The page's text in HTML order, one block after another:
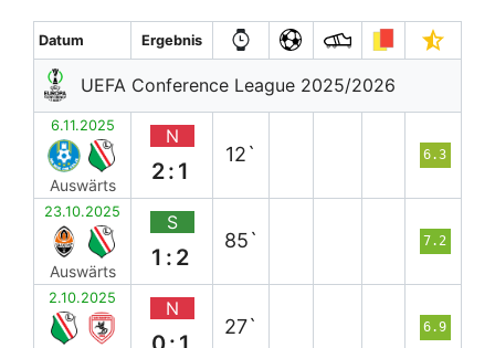
Datum Ergebnis
UEFA Conference League 2025/2026
6.11.2025
Auswärts
N
2:1
12` 6.3
23.10.2025
Auswärts
S
1:2
85` 7.2
2.10.2025 N
27` 6.9